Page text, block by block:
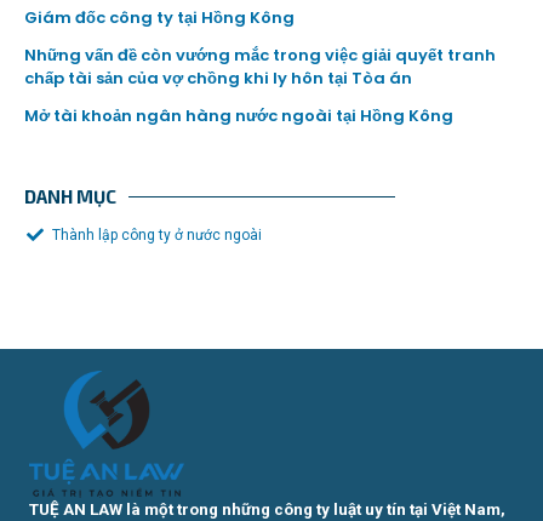
Giám đốc công ty tại Hồng Kông
Những vấn đề còn vướng mắc trong việc giải quyết tranh
chấp tài sản của vợ chồng khi ly hôn tại Tòa án
Mở tài khoản ngân hàng nước ngoài tại Hồng Kông
DANH MỤC
Thành lập công ty ở nước ngoài
TUỆ AN LAW là một trong những công ty luật uy tín tại Việt Nam,